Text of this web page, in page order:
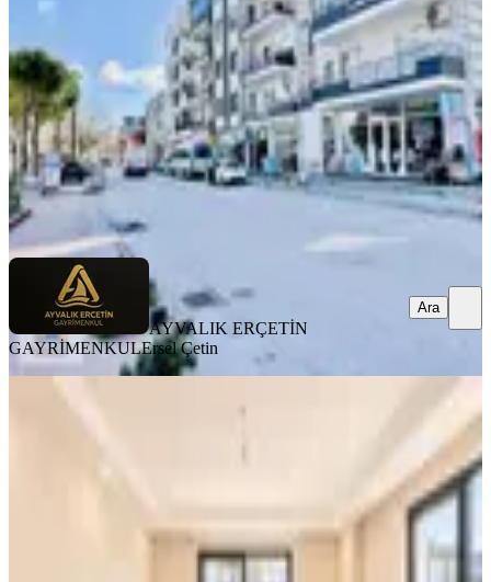
Ayvalık, Altınova Mahallesi
·130 m² ·4. Kat· 05.08.2026
5.500.000 ₺
AYVALIK ERÇETİN GAYRİMENKULErsel Çetin
Ara
AYVALIK ERÇETİN
GAYRİMENKULErsel Çetin
Ara
No:10 Gayrimenkul’den Merkezi
Konumda, Cadde Üstü, Ara Kat, 130
M², 3+1 Kapalı Mutfak Fırsat Satılık
3+1·130 m² ·05.08.2026